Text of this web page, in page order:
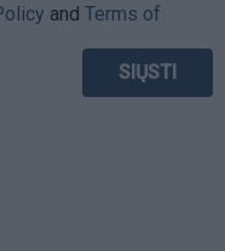
and Terms of